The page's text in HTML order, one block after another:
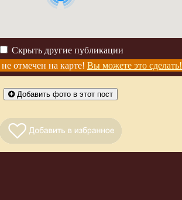
Скрыть другие публикации
отмечен на карте! Вы можете это сделать!
Добавить фото в этот пост